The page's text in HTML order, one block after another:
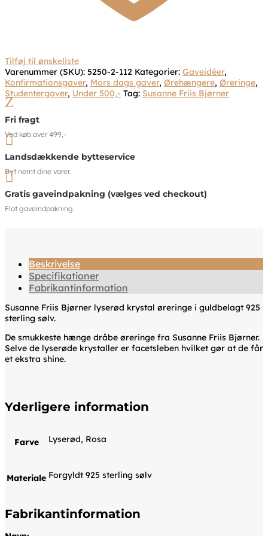
Tilføj til ønskeliste
Varenummer (SKU): 5250-2-112 Kategorier: Gaveidéer,
Konfirmationsgaver, Mors dags gaver, Ørehængere, Øreringe,
Studentergaver, Under 500,- Tag: Susanne Friis Bjørner
Z
Fri fragt
Ved køb over 499,-

Landsdækkende bytteservice
Byt nemt dine varer.

Gratis gaveindpakning (vælges ved checkout)
Flot gaveindpakning.
Beskrivelse
Specifikationer
Fabrikantinformation
Susanne Friis Bjørner lyserød krystal øreringe i guldbelagt 925
sterling sølv.
De smukkeste hænge dråbe øreringe fra Susanne Friis Bjørner.
Selve de lyserøde krystaller er facetsleben hvilket gør at de får
et ekstra shine.
Yderligere information
Farve Lyserød, Rosa
Materiale Forgyldt 925 sterling sølv
Fabrikantinformation